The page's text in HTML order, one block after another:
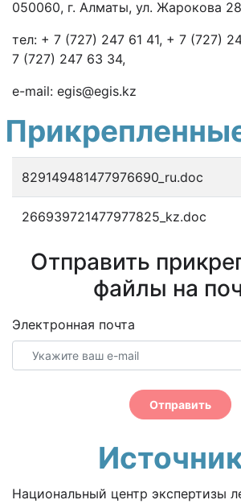
050060, г. Алматы, ул. Жарокова
тел: + 7 (727) 247 61 41, + 7 (727)
7 (727) 247 63 34,
e-mail: egis@egis.kz
829149481477976690_ru.doc
266939721477977825_kz.doc
Отправить
файлы на
Электронная почта
Отправить
Национальный центр экспертизы